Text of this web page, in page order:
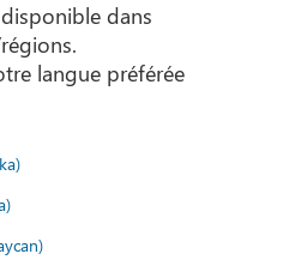
dans
langue préférée